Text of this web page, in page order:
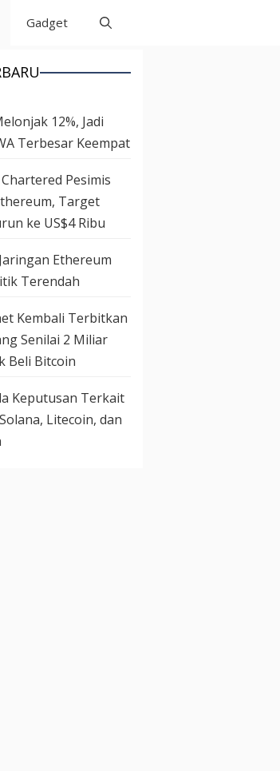
Gadget
12%, Jadi
Terbesar Keempat
Pesimis
Target
ke US$4 Ribu
Ethereum
Terendah
Kembali Terbitkan
Senilai 2 Miliar
Beli Bitcoin
Keputusan Terkait
Solana, Litecoin, dan